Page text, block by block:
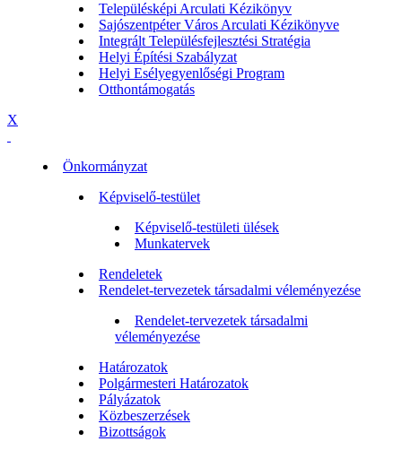
Településképi Arculati Kézikönyv
Sajószentpéter Város Arculati Kézikönyve
Integrált Településfejlesztési Stratégia
Helyi Építési Szabályzat
Helyi Esélyegyenlőségi Program
Otthontámogatás
X
Önkormányzat
Képviselő-testület
Képviselő-testületi ülések
Munkatervek
Rendeletek
Rendelet-tervezetek társadalmi véleményezése
Rendelet-tervezetek társadalmi
véleményezése
Határozatok
Polgármesteri Határozatok
Pályázatok
Közbeszerzések
Bizottságok